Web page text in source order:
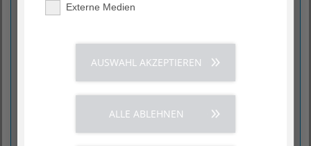
Externe Medien
AUSWAHL AKZEPTIEREN
ALLE ABLEHNEN